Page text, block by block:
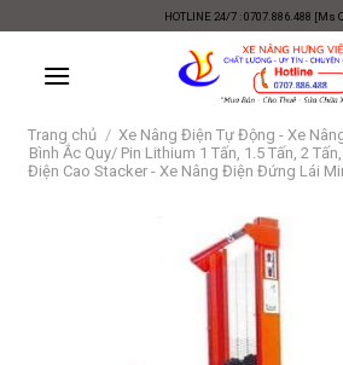
content
HOTLINE 24/7 : 0707.886.488 [Ms
Trang chủ / Xe Nâng Điện Tự Động - Xe
Bình Ắc Quy/ Pin Lithium 1 Tấn, 1.5 Tấn, 2
Điện Cao Stacker - Xe Nâng Điện Đứng Lái